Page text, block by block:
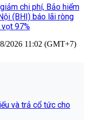
chi phí, Bảo hiểm
(BHI) báo lãi ròng
97%
2026 11:02 (GMT+7)
và trả cổ tức cho